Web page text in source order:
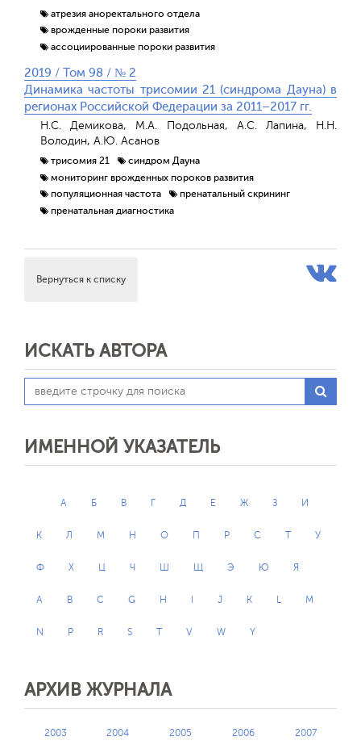
атрезия аноректального отдела
врожденные пороки развития
ассоциированные пороки развития
2019 / Том 98 / № 2
Динамика частоты трисомии 21 (синдрома Дауна) в
регионах Российской Федерации за 2011–2017 гг.
Н.С. Демикова, М.А. Подольная, А.С. Лапина, Н.Н.
Володин, А.Ю. Асанов
трисомия 21
синдром Дауна
мониторинг врожденных пороков развития
популяционная частота
пренатальный скрининг
пренатальная диагностика
Вернуться к списку
ИСКАТЬ АВТОРА
ИМЕННОЙ УКАЗАТЕЛЬ
А Б В Г Д Е Ж З И
К Л М Н О П Р С Т У
Ф Х Ц Ч Ш Щ Э Ю Я
A B C G H I J K L M
N P R S T V W Y
АРХИВ ЖУРНАЛА
2003 2004 2005 2006 2007